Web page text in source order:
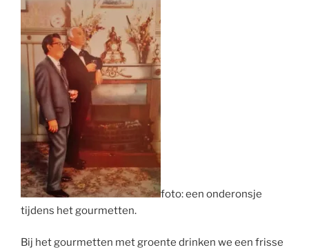
foto: een onderonsje
tijdens het gourmetten.
Bij het gourmetten met groente drinken we een frisse